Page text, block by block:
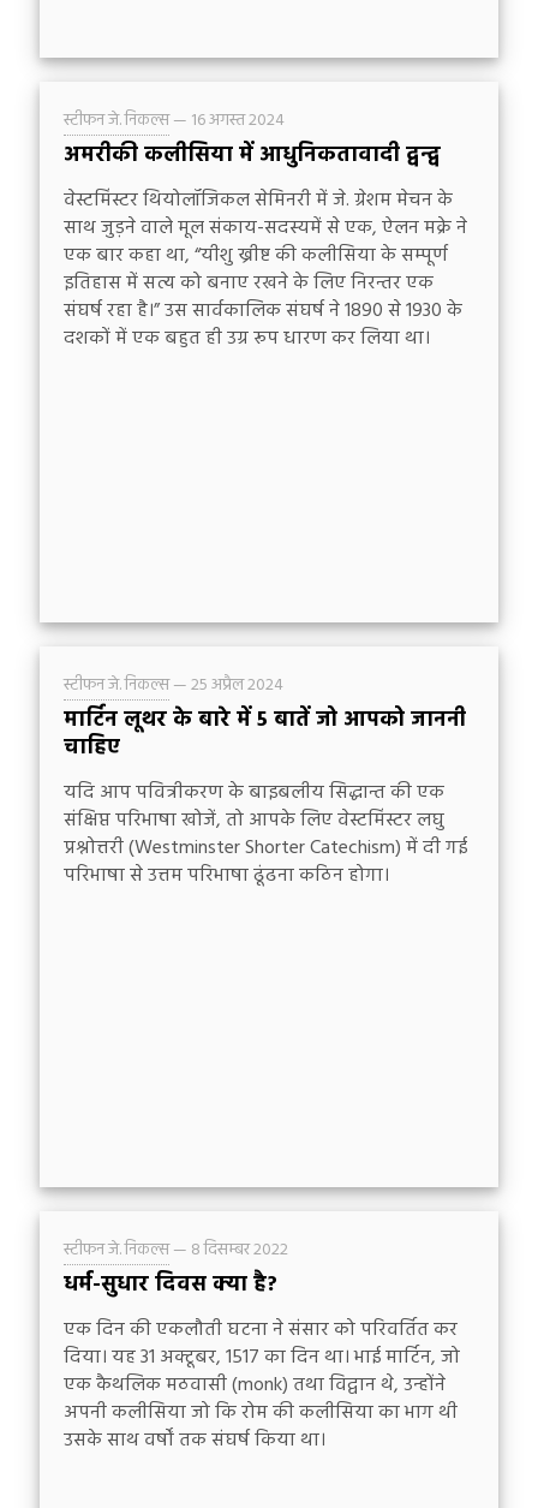
स्टीफन जे. निकल्स— 16 अगस्त 2024
अमरीकी कलीसिया में आधुनिकतावादी द्वन्द्व
वेस्टमिंस्टर थियोलॉजिकल सेमिनरी में जे. ग्रेशम मेचन के
साथ जुड़ने वाले मूल संकाय-सदस्यमें से एक, ऐलन मक्रे ने
एक बार कहा था, “यीशु ख्रीष्ट की कलीसिया के सम्पूर्ण
इतिहास में सत्य को बनाए रखने के लिए निरन्तर एक
संघर्ष रहा है।” उस सार्वकालिक संघर्ष ने 1890 से 1930 के
दशकों में एक बहुत ही उग्र रूप धारण कर लिया था।
स्टीफन जे. निकल्स—25 अप्रैल 2024
मार्टिन लूथर के बारे में 5 बातें जो आपको जाननी
चाहिए
यदि आप पवित्रीकरण के बाइबलीय सिद्धान्त की एक
संक्षिप्त परिभाषा खोजें, तो आपके लिए वेस्टमिंस्टर लघु
प्रश्नोत्तरी (Westminster Shorter Catechism) में दी गई
परिभाषा से उत्तम परिभाषा ढूंढना कठिन होगा।
स्टीफन जे. निकल्स— 8 दिसम्बर 2022
धर्म-सुधार दिवस क्या है?
एक दिन की एकलौती घटना ने संसार को परिवर्तित कर
दिया। यह 31 अक्टूबर, 1517 का दिन था। भाई मार्टिन, जो
एक कैथलिक मठवासी (monk) तथा विद्वान थे, उन्होंने
अपनी कलीसिया जो कि रोम की कलीसिया का भाग थी
उसके साथ वर्षों तक संघर्ष किया था।